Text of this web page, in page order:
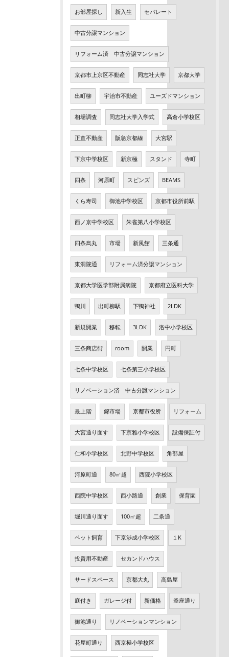
お部屋探し 新入生 セパレート
中古分譲マンション
リフォーム済 中古分譲マンション
京都市上京区不動産 同志社大学 京都大学
出町柳 宇治市不動産 ユーズドマンション
相場調査 同志社大学入学式 高倉小学校区
正直不動産 阪急京都線 大宮駅
下京中学校区 新京極 スタンド 寺町
四条 河原町 スピンズ BEAMS
くら寿司 御池中学校区 京都市役所前駅
西ノ京中学校区 朱雀第八小学校区
四条烏丸 市場 新風館 三条通
東洞院通 リフォーム済分譲マンション
京都大学医学部附属病院 京都府立医科大学
鴨川 出町柳駅 下鴨神社 2LDK
新規開業 移転 3LDK 洛中小学校区
三条商店街 room 開業 円町
七条中学校区 七条第三小学校区
リノベーション済 中古分譲マンション
最上階 錦市場 京都市役所 リフォーム
大宮通り面す 下京雅小学校区 設備保証付
仁和小学校区 北野中学校区 角部屋
河原町通 80㎡超 西院小学校区
西院中学校区 西小路通 創業 保育園
堀川通り面す 100㎡超 二条通
ペット飼育 下京渉成小学校区 １K
投資用不動産 セカンドハウス
サードスペース 京都大丸 高島屋
庭付き ガレージ付 新価格 釜座通り
御池通り リノベーションマンション
花屋町通り 西京極小学校区